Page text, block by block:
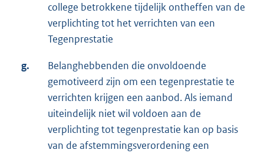
college betrokkene tijdelijk ontheffen van de
verplichting tot het verrichten van een
Tegenprestatie
g.
Belanghebbenden die onvoldoende
gemotiveerd zijn om een tegenprestatie te
verrichten krijgen een aanbod. Als iemand
uiteindelijk niet wil voldoen aan de
verplichting tot tegenprestatie kan op basis
van de afstemmingsverordening een